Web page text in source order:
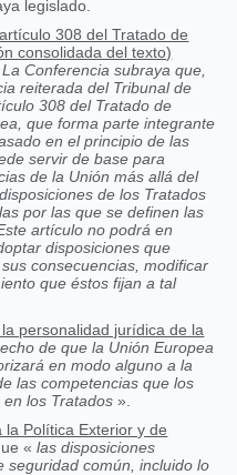
legislado.
308 del Tratado de
consolidada del texto)
La Conferencia subraya que,
reiterada del Tribunal de
308 del Tratado de
que forma parte integrante
en el principio de las
servir de base para
de la Unión más allá del
de los Tratados
por las que se definen las
artículo no podrá en
disposiciones que
consecuencias, modificar
que éstos fijan a tal
personalidad jurídica de la
de que la Unión Europea
en modo alguno a la
las competencias que los
en los Tratados».
la Política Exterior y de
«las disposiciones
seguridad común, incluido lo